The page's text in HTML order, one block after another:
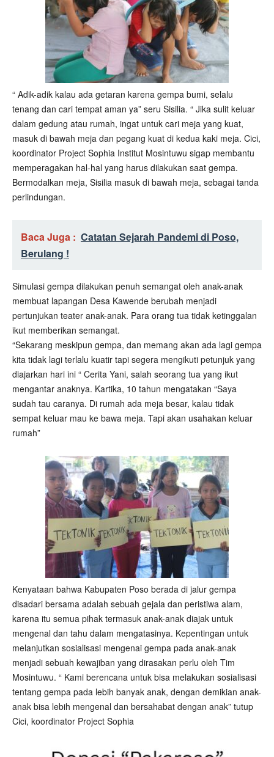
“ Adik-adik kalau ada getaran karena gempa bumi, selalu
tenang dan cari tempat aman ya” seru Sisilia. “ Jika sulit keluar
dalam gedung atau rumah, ingat untuk cari meja yang kuat,
masuk di bawah meja dan pegang kuat di kedua kaki meja. Cici,
koordinator Project Sophia Institut Mosintuwu sigap membantu
memperagakan hal-hal yang harus dilakukan saat gempa.
Bermodalkan meja, Sisilia masuk di bawah meja, sebagai tanda
perlindungan.
Baca Juga : Catatan Sejarah Pandemi di Poso,
Berulang !
Simulasi gempa dilakukan penuh semangat oleh anak-anak
membuat lapangan Desa Kawende berubah menjadi
pertunjukan teater anak-anak. Para orang tua tidak ketinggalan
ikut memberikan semangat.
“Sekarang meskipun gempa, dan memang akan ada lagi gempa
kita tidak lagi terlalu kuatir tapi segera mengikuti petunjuk yang
diajarkan hari ini “ Cerita Yani, salah seorang tua yang ikut
mengantar anaknya. Kartika, 10 tahun mengatakan “Saya
sudah tau caranya. Di rumah ada meja besar, kalau tidak
sempat keluar mau ke bawa meja. Tapi akan usahakan keluar
rumah”
Kenyataan bahwa Kabupaten Poso berada di jalur gempa
disadari bersama adalah sebuah gejala dan peristiwa alam,
karena itu semua pihak termasuk anak-anak diajak untuk
mengenal dan tahu dalam mengatasinya. Kepentingan untuk
melanjutkan sosialisasi mengenai gempa pada anak-anak
menjadi sebuah kewajiban yang dirasakan perlu oleh Tim
Mosintuwu. “ Kami berencana untuk bisa melakukan sosialisasi
tentang gempa pada lebih banyak anak, dengan demikian anak-
anak bisa lebih mengenal dan bersahabat dengan anak” tutup
Cici, koordinator Project Sophia